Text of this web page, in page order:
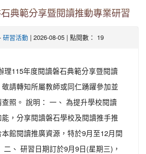
典範分享暨閱讀推動專業研習
研習活動 | 2026-08-05 | 點閱數： 19
115年度閱讀磐石典範分享暨閱讀
請轉知所屬教師或同仁踴躍參加並
照。 說明： 一、 為提升學校閱讀
，分享閱讀磐石學校及閱讀推手推
館閱讀推廣資源，特於9月至12月間
二、 研習日期訂於9月9日(星期三)，